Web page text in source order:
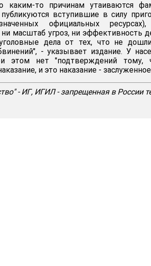
каким-то причинам утаиваются
вступившие в силу
официальных
масштаб угроз, ни эффективность
дела от тех, что не
- указывает издание. У
этом нет "подтверждений тому,
и это наказание -
- ИГ, ИГИЛ - запрещенная в России